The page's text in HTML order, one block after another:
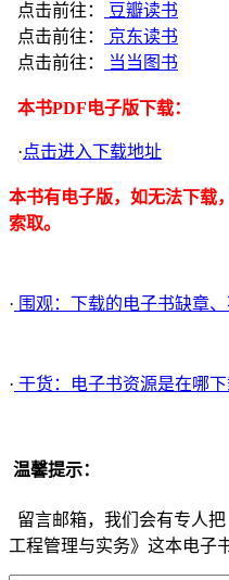
点击前往：
豆瓣读书
点击前往：
京东读书
点击前往：
当当图书
本书PDF电子版下载：
·点击进入下载地址
本书有电子版，如无法下载
索取。
· 围观：下载的电子书缺章、
· 干货：电子书资源是在哪下
温馨提示：
留言邮箱，我们会有专人
工程管理与实务》这本电子